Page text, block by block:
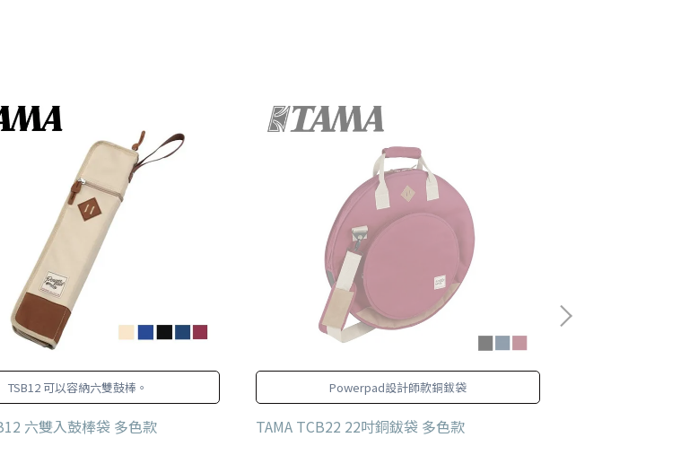
TSB12 可以容納六雙鼓棒。
六雙入鼓棒袋 多色款
Powerpad設計師款銅鈸袋
TAMA TCB22 22吋銅鈸袋 多色款